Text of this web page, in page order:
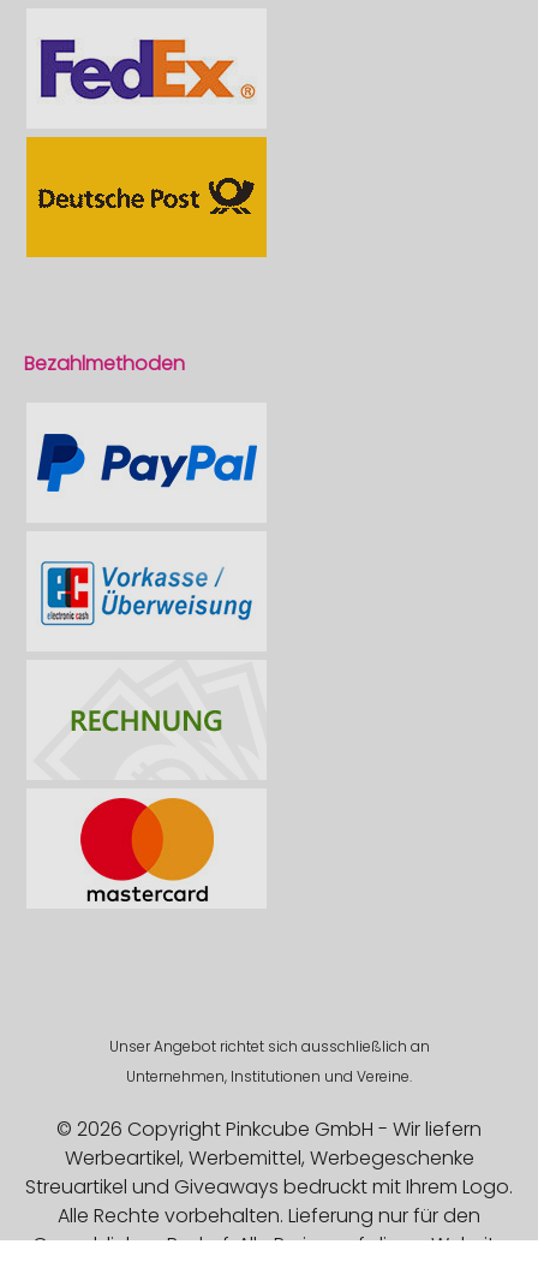
Bezahlmethoden
Unser Angebot richtet sich ausschließlich an
Unternehmen, Institutionen und Vereine.
© 2026 Copyright Pinkcube GmbH - Wir liefern
Werbeartikel, Werbemittel, Werbegeschenke
Streuartikel und Giveaways bedruckt mit Ihrem Logo.
Alle Rechte vorbehalten. Lieferung nur für den
Gewerblichen Bedarf. Alle Preise auf dieser Website